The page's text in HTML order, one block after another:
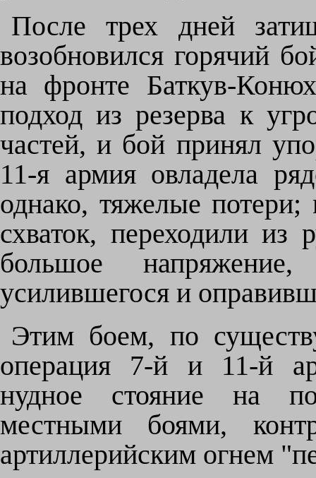
После трех дней
возобновился горячий
на фронте Баткув-
подход из резерва к
частей, и бой принял
11-я армия овладела
однако, тяжелые
схваток, переходили из
большое
усилившегося и
Этим боем, по
операция 7-й и 11-й
нудное стояние на
местными боями,
артиллерийским огнем